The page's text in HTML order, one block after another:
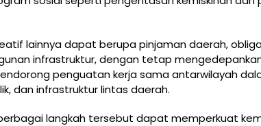
lainnya dapat berupa pinjaman daerah,
infrastruktur, dengan tetap
penguatan kerja sama antarwilayah
dan infrastruktur lintas daerah.
langkah tersebut dapat memperkuat